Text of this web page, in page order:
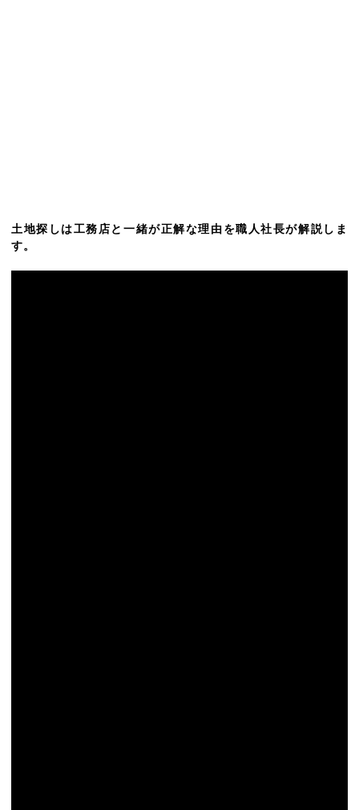
土地探しは工務店と一緒が正解な理由を職人社長が解説しま
す。